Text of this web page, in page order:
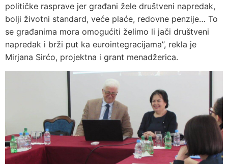
političke rasprave jer građani žele društveni napredak,
bolji životni standard, veće plaće, redovne penzije… To
se građanima mora omogućiti želimo li jači društveni
napredak i brži put ka eurointegracijama”, rekla je
Mirjana Sirćo, projektna i grant menadžerica.